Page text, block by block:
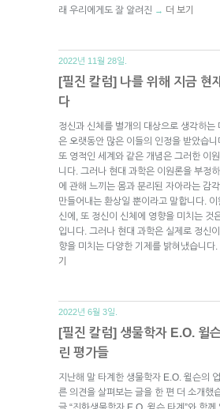
래 우리에게도 잘 알려진 → 더 보기
2022년 11월 28일.
[필진 칼럼] 나를 위해 지금 현
다
정신과 신체를 별개의 대상으로 생각하는
은 오랫동안 많은 이들의 인정을 받았습니
또 영적인 세계와 같은 개념은 그러한 이
니다. 그러나 현대 과학은 이원론을 부정
에 관해 느끼는 몸과 분리된 자아라는 감
만들어내는 환상일 뿐이라고 말합니다.
신에, 또 정신이 신체에 영향을 미치는 것
입니다. 그러나 현대 과학은 실제로 정신
향을 미치는 다양한 기제를 밝혀냈습니다.
기
2022년 6월 3일.
[필진 칼럼] 생물학자 E.O. 윌
린 평가들
지난해 말 타계한 생물학자 E.O. 윌슨의
른 의견을 살펴보는 글을 한 편 더 소개했